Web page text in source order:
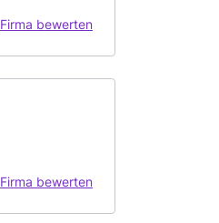
Firma bewerten
Firma bewerten